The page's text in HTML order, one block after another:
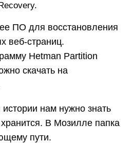
ПО для восстановления
веб-страниц.
Hetman Partition
скачать на
нам нужно знать
хранится. В Мозилле папка
пути.